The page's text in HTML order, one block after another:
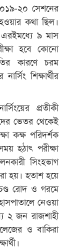
২০ সেশনের
কথা ছিল।
৯ মাস
হবে কোনো
কারণে চরম
শিক্ষার্থীর
প্রতীকী
ভেতর থেকেই
কক্ষ পরিদর্শক
হঠাৎ পরীক্ষা
সিংহভাগ
হয়। হতাশ হয়ে
রোদ ও গরমে
নেওয়া
২ জন রাজশাহী
ও বাকিরা